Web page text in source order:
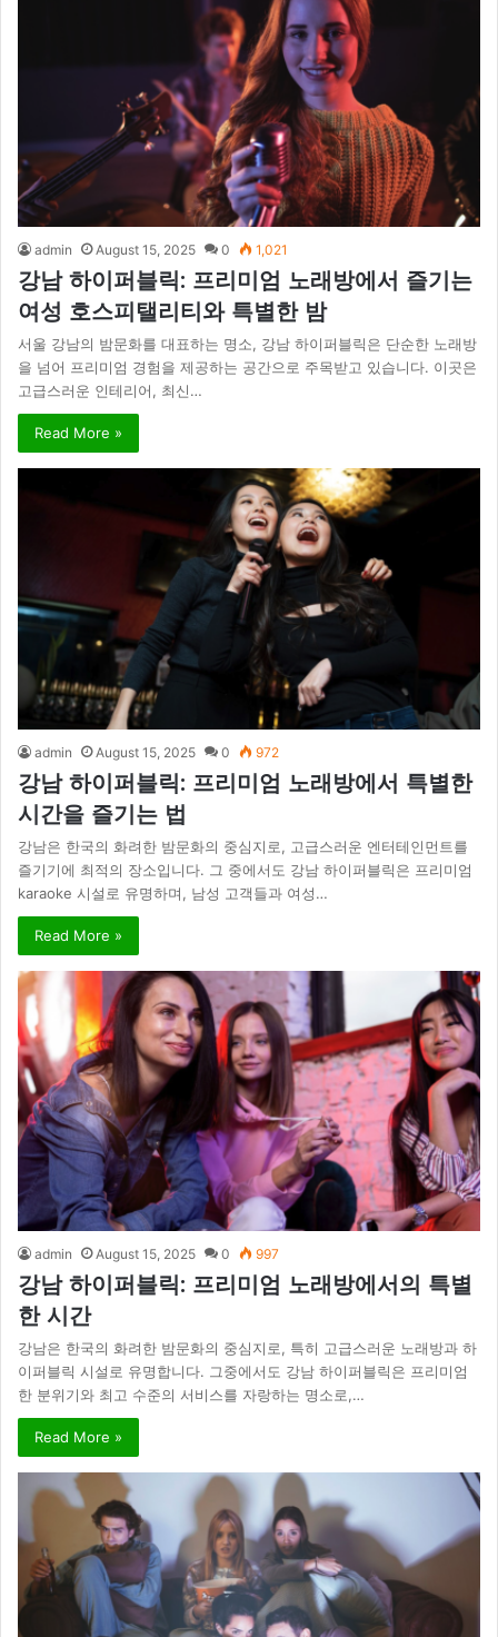
admin August 15, 2025 0 1,021
강남 하이퍼블릭: 프리미엄 노래방에서 즐기는
여성 호스피탤리티와 특별한 밤
서울 강남의 밤문화를 대표하는 명소, 강남 하이퍼블릭은 단순한 노래방
을 넘어 프리미엄 경험을 제공하는 공간으로 주목받고 있습니다. 이곳은
고급스러운 인테리어, 최신…
Read More »
admin August 15, 2025 0 972
강남 하이퍼블릭: 프리미엄 노래방에서 특별한
시간을 즐기는 법
강남은 한국의 화려한 밤문화의 중심지로, 고급스러운 엔터테인먼트를
즐기기에 최적의 장소입니다. 그 중에서도 강남 하이퍼블릭은 프리미엄
karaoke 시설로 유명하며, 남성 고객들과 여성…
Read More »
admin August 15, 2025 0 997
강남 하이퍼블릭: 프리미엄 노래방에서의 특별
한 시간
강남은 한국의 화려한 밤문화의 중심지로, 특히 고급스러운 노래방과 하
이퍼블릭 시설로 유명합니다. 그중에서도 강남 하이퍼블릭은 프리미엄
한 분위기와 최고 수준의 서비스를 자랑하는 명소로,…
Read More »